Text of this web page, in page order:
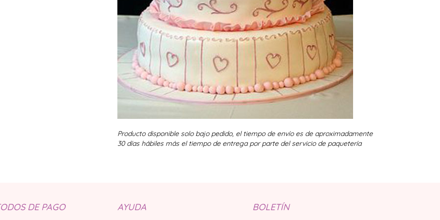
Producto disponible solo bajo pedido, el tiempo de envío es de aproximadamente
30 días hábiles más el tiempo de entrega por parte del servicio de paquetería
DE PAGO AYUDA BOLETÍN